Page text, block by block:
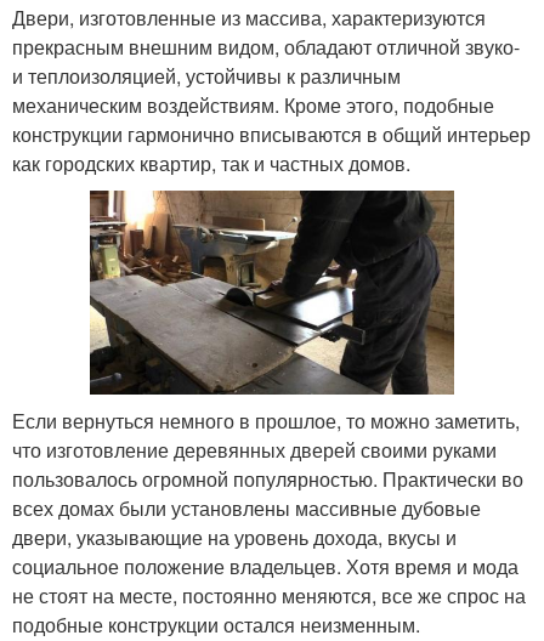
Двери, изготовленные из массива, характеризуются
прекрасным внешним видом, обладают отличной звуко-
и теплоизоляцией, устойчивы к различным
механическим воздействиям. Кроме этого, подобные
конструкции гармонично вписываются в общий интерьер
как городских квартир, так и частных домов.
Если вернуться немного в прошлое, то можно заметить,
что изготовление деревянных дверей своими руками
пользовалось огромной популярностью. Практически во
всех домах были установлены массивные дубовые
двери, указывающие на уровень дохода, вкусы и
социальное положение владельцев. Хотя время и мода
не стоят на месте, постоянно меняются, все же спрос на
подобные конструкции остался неизменным.